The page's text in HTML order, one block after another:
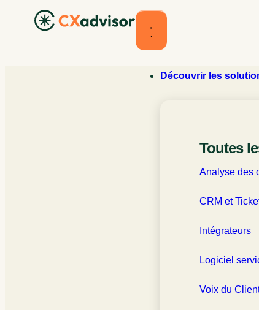
Découvrir les
Toutes
Analyse des
CRM et
Intégrateurs
Logiciel
Voix du